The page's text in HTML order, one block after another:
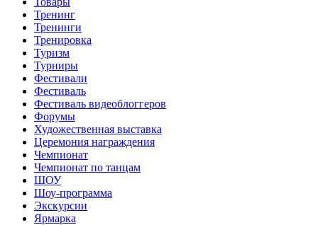
Тренинг
Тренинги
Тренировка
Туризм
Турниры
Фестивали
Фестиваль
Фестиваль видеоблоггеров
Форумы
Художественная выставка
Церемония награждения
Чемпионат
Чемпионат по танцам
ШОУ
Шоу-программа
Экскурсии
Ярмарка